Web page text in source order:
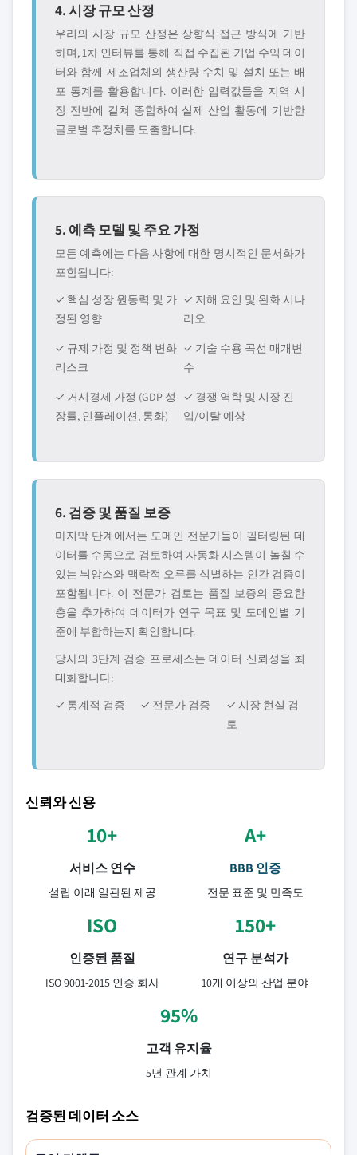
4. 시장 규모 산정
우리의 시장 규모 산정은 상향식 접근 방식에 기반
하며, 1차 인터뷰를 통해 직접 수집된 기업 수익 데이
터와 함께 제조업체의 생산량 수치 및 설치 또는 배
포 통계를 활용합니다. 이러한 입력값들을 지역 시
장 전반에 걸쳐 종합하여 실제 산업 활동에 기반한
글로벌 추정치를 도출합니다.
5. 예측 모델 및 주요 가정
모든 예측에는 다음 사항에 대한 명시적인 문서화가
포함됩니다:
✓ 핵심 성장 원동력 및 가
정된 영향
✓ 저해 요인 및 완화 시나
리오
✓ 규제 가정 및 정책 변화
리스크
✓ 기술 수용 곡선 매개변
수
✓ 거시경제 가정 (GDP 성
장률, 인플레이션, 통화)
✓ 경쟁 역학 및 시장 진
입/이탈 예상
6. 검증 및 품질 보증
마지막 단계에서는 도메인 전문가들이 필터링된 데
이터를 수동으로 검토하여 자동화 시스템이 놀칠 수
있는 뉘앙스와 맥락적 오류를 식별하는 인간 검증이
포함됩니다. 이 전문가 검토는 품질 보증의 중요한
층을 추가하여 데이터가 연구 목표 및 도메인별 기
준에 부합하는지 확인합니다.
당사의 3단계 검증 프로세스는 데이터 신뢰성을 최
대화합니다:
✓ 통계적 검증
✓ 전문가 검증
✓ 시장 현실 검
토
신뢰와 신용
10+
서비스 연수
설립 이래 일관된 제공
A+
BBB 인증
전문 표준 및 만족도
ISO
인증된 품질
ISO 9001-2015 인증 회사
150+
연구 분석가
10개 이상의 산업 분야
95%
고객 유지율
5년 관계 가치
검증된 데이터 소스